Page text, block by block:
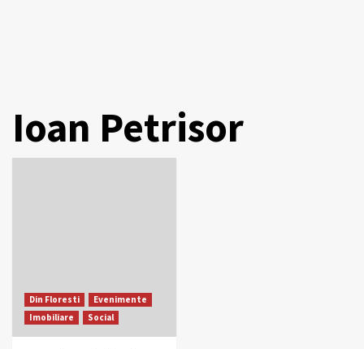
Ioan Petrisor
Din Floresti
Evenimente
Imobiliare
Social